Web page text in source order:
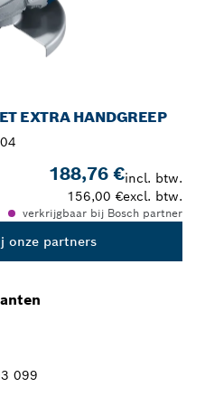
EXTRA HANDGREEP
188,76 €incl. btw.
156,00 €excl. btw.
verkrijgbaar bij Bosch partner
onze partners
099